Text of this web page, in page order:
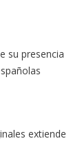
su presencia
extiende